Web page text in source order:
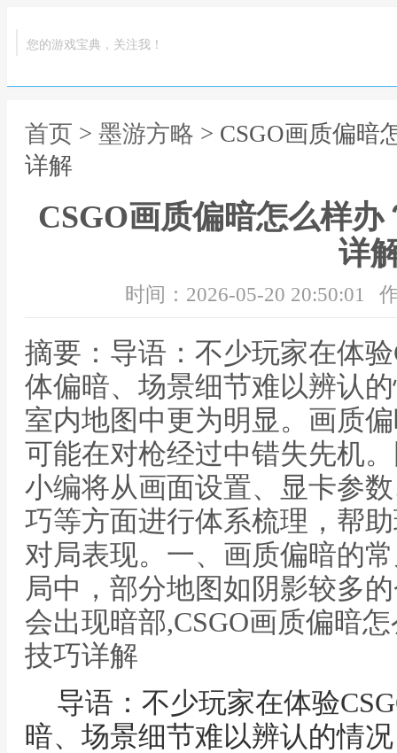
您的游戏宝典，关注我！
首页 > 墨游方略 > CSGO画质偏暗
详解
CSGO画质偏暗怎么样
详
时间：2026-05-20 20:50:01
摘要：导语：不少玩家在体
体偏暗、场景细节难以辨认
室内地图中更为明显。画质
可能在对枪经过中错失先机
小编将从画面设置、显卡参
巧等方面进行体系梳理，帮
对局表现。一、画质偏暗的
局中，部分地图如阴影较多
会出现暗部,CSGO画质偏暗
技巧详解
导语：不少玩家在体验
暗、场景细节难以辨认的情